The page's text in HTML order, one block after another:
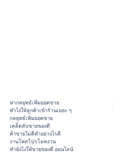
หากลยุทธ์เพิ่มยอดขาย
ทําไงให้ลูกค้าเข้าร้านเยอะ ๆ
กลยุทธ์เพิ่มยอดขาย
เคล็ดลับขายของดี
ค้าขายไม่ดีทำอย่างไรดี
งานโพสโปรโมทงาน
ทํายังไงให้ขายของดี ออนไลน์